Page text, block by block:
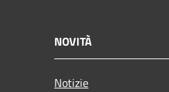
NOVITÀ
Notizie